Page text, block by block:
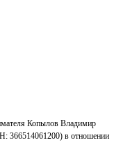
Копылов Владимир
366514061200) в отношении